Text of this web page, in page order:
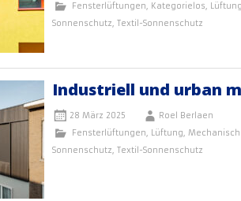
Fensterlüftungen, Kategorielos, Lüftung
Sonnenschutz, Textil-Sonnenschutz
Industriell und urban
28 März 2025
Roel Berlaen
Fensterlüftungen, Lüftung,
Sonnenschutz, Textil-Sonnenschutz